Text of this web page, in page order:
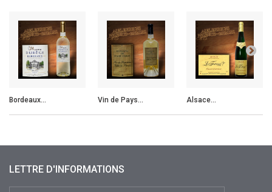
Bordeaux... Vin de Pays... Alsace...
LETTRE D'INFORMATIONS